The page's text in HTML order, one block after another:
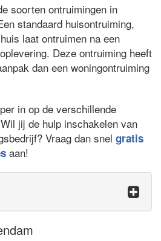
soorten ontruimingen in
standaard huisontruiming,
laat ontruimen na een
Deze ontruiming heeft
dan een woningontruiming
in op de verschillende
jij de hulp inschakelen van
Vraag dan snel gratis
aan!